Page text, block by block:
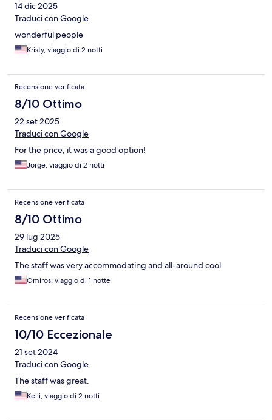
14 dic 2025
Traduci con Google
wonderful people
Kristy, viaggio di 2 notti
Recensione verificata
8/10 Ottimo
22 set 2025
Traduci con Google
For the price, it was a good option!
Jorge, viaggio di 2 notti
Recensione verificata
8/10 Ottimo
29 lug 2025
Traduci con Google
The staff was very accommodating and all-around cool.
Omiros, viaggio di 1 notte
Recensione verificata
10/10 Eccezionale
21 set 2024
Traduci con Google
The staff was great.
Kelli, viaggio di 2 notti